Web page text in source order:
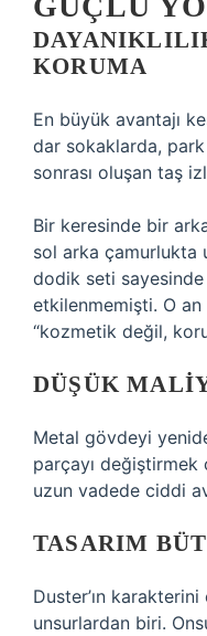
KORUMA
En büyük avantajı
dar sokaklarda,
sonrası oluşan taş
Bir keresinde bir
sol arka çamurlukta
dodik seti
etkilenmemişti. O
“kozmetik değil,
DÜŞÜK
Metal gövdeyi
parçayı
uzun vadede ciddi
TASARIM
Duster’ın
unsurlardan biri.